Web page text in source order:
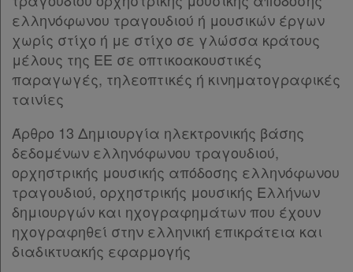
Χρήσιμα
Assistant
Νομολογία
Παρ.2
Παρ.3
ΜΕΡΟΣ Ζ’ [-]
Άρθρο 36
ΜΕΡΟΣ Η’ [-]
Άρθρο 37
Παρ.1
Παρ.2
ΠΑΡΑΤΗΜΑ
Υπογραφές
ελληνόφωνου τραγουδιού ή μουσικών έργων
χωρίς στίχο ή με στίχο σε γλώσσα κράτους
μέλους της ΕΕ σε οπτικοακουστικές
παραγωγές, τηλεοπτικές ή κινηματογραφικές
ταινίες
Άρθρο 13 Δημιουργία ηλεκτρονικής βάσης
δεδομένων ελληνόφωνου τραγουδιού,
ορχηστρικής μουσικής απόδοσης ελληνόφωνου
τραγουδιού, ορχηστρικής μουσικής Ελλήνων
δημιουργών και ηχογραφημάτων που έχουν
ηχογραφηθεί στην ελληνική επικράτεια και
διαδικτυακής εφαρμογής